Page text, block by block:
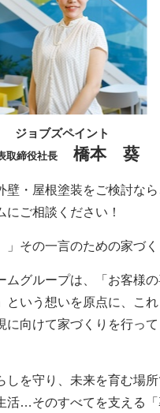
ジョブズペイント
取締役社長 橋本 葵
壁・屋根塗装をご検討な
ご相談ください！
」その一言のための家づ
ムグループは、「お客様の
という想いを原点に、これ
に向けて家づくりを行っ
しを守り、未来を育む場
活…そのすべてを支える「